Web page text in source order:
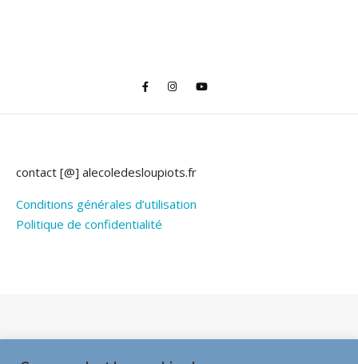
contact [@] alecoledesloupiots.fr
Conditions générales d’utilisation
Politique de confidentialité